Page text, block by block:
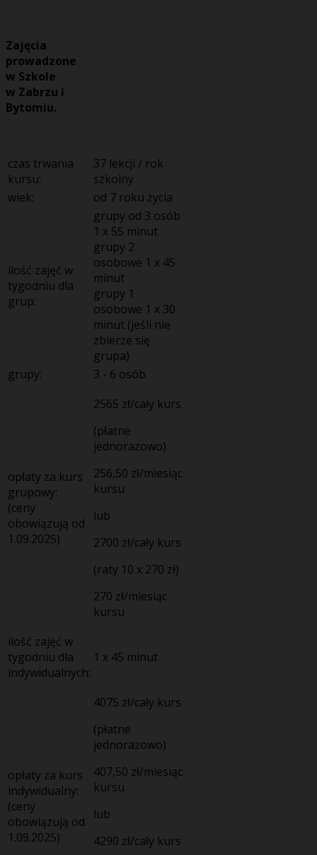
Zajęcia
prowadzone
w Szkole
w Zabrzu i
Bytomiu.
czas trwania
kursu:
37 lekcji / rok
szkolny
wiek:
od 7 roku życia
ilość zajęć w
tygodniu dla
grup:
grupy od 3 osób
1 x 55 minut
grupy 2
osobowe 1 x 45
minut
grupy 1
osobowe 1 x 30
minut (jeśli nie
zbierze się
grupa)
grupy:
3 - 6 osób
opłaty za kurs
grupowy:
(ceny
obowiązują od
1.09.2025)
2565 zł/cały kurs
(płatne
jednorazowo)
256,50 zł/miesiąc
kursu
lub
2700 zł/cały kurs
(raty 10 x 270 zł)
270 zł/miesiąc
kursu
ilość zajęć w
tygodniu dla
indywidualnych:
1 x 45 minut
opłaty za kurs
indywidualny:
(ceny
obowiązują od
1.09.2025)
4075 zł/cały kurs
(płatne
jednorazowo)
407,50 zł/miesiąc
kursu
lub
4290 zł/cały kurs